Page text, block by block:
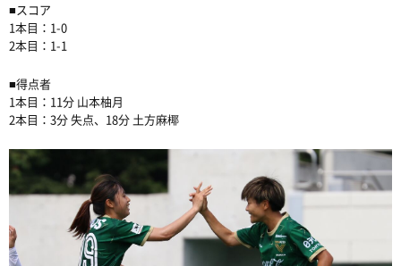
■スコア
1本目：1-0
2本目：1-1
■得点者
1本目：11分 山本柚月
2本目：3分 失点、18分 土方麻椰